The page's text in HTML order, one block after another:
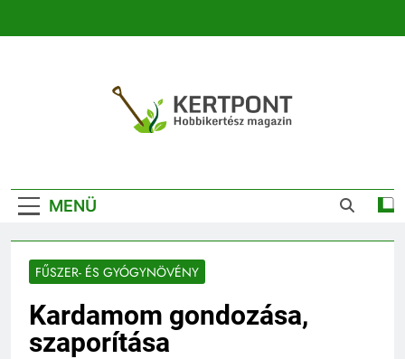
Kertészeti
Magazin |
Növénykereső És
Növényhatározó
MENÜ
FŰSZER- ÉS GYÓGYNÖVÉNY
Kardamom gondozása,
szaporítása